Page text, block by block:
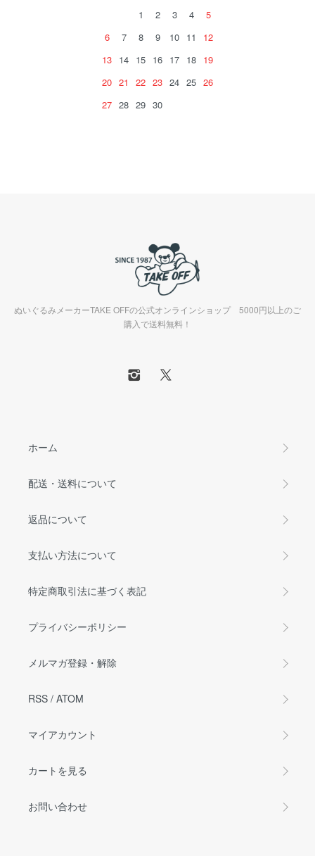
1
2 3 4
5
6
7 8 9 10 11
12
13 14 15 16 17 18 19
20 21 22 23 24 25 26
27 28 29 30
ぬいぐるみメーカーTAKE OFFの公式オンラインショップ 5000円以上のご
購入で送料無料！
ホーム
配送・送料について
返品について
支払い方法について
特定商取引法に基づく表記
プライバシーポリシー
メルマガ登録・解除
RSS / ATOM
マイアカウント
カートを見る
お問い合わせ